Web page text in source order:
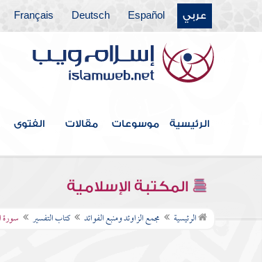
عربي Español
Deutsch
Français
الرئيسية موسوعات مقالات الفتوى
المكتبة الإسلامية
الرئيسية مجمع الزاوئد ومنبع الفوائد كتاب التفسير سورة
كتاب الخلافة
كتاب الجهاد
كتاب المغازي والسير
كتاب قتال أهل البغي
كتاب الحدود والديات
كتاب الديات
كتاب التفسير